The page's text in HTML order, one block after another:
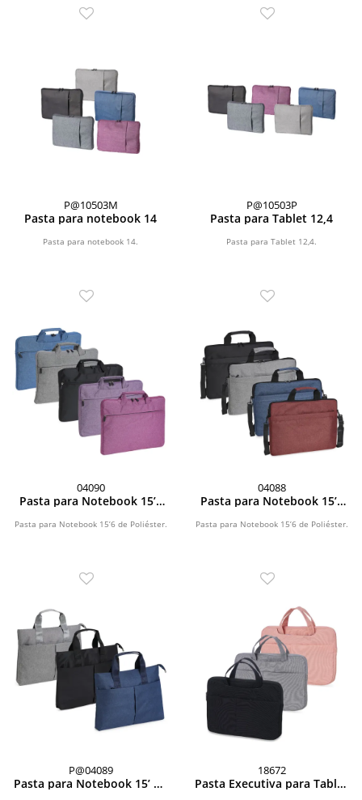
P@10503M
Pasta para notebook 14
Pasta para notebook 14.
P@10503P
Pasta para Tablet 12,4
Pasta para Tablet 12,4.
04090
Pasta para Notebook 15’6
Pasta para Notebook 15’6 de Poliéster.
04088
Pasta para Notebook 15’6
Pasta para Notebook 15’6 de Poliéster.
P@04089
Pasta para Notebook 15’ de
18672
Pasta Executiva para Tablet